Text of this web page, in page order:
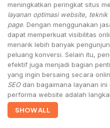
meningkatkan peringkat situs
layanan optimasi website, teknik
page. Dengan menggunakan
dapat memperkuat visibilitas
menarik lebih banyak
peluang konversi. Selain itu,
efektif juga menjadi bagian
yang ingin bersaing secara
SEOdan bagaimana layanan ini
performa website adalah
digital.
SHOW ALL